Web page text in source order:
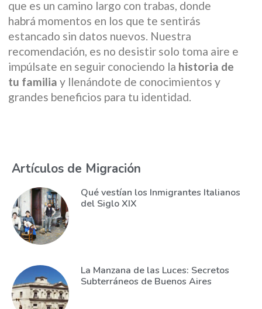
que es un camino largo con trabas, donde
habrá momentos en los que te sentirás
estancado sin datos nuevos. Nuestra
recomendación, es no desistir solo toma aire e
impúlsate en seguir conociendo la historia de
tu familia y llenándote de conocimientos y
grandes beneficios para tu identidad.
Artículos de Migración
Qué vestían los Inmigrantes Italianos
del Siglo XIX
La Manzana de las Luces: Secretos
Subterráneos de Buenos Aires